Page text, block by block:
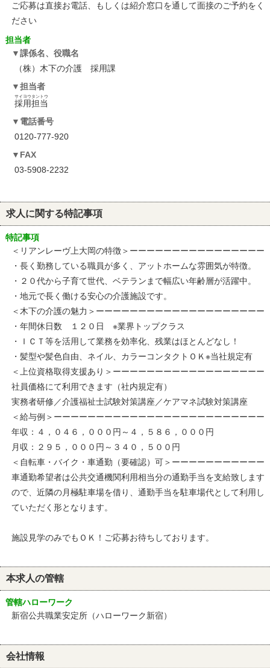
ご応募は直接お電話、もしくは紹介窓口を通して面接のご予約をく
ださい
担当者
課係名、役職名
（株）木下の介護 採用課
担当者
採用担当
サイヨウタントウ
電話番号
0120-777-920
FAX
03-5908-2232
求人に関する特記事項
特記事項
＜リアンレーヴ上大岡の特徴＞ーーーーーーーーーーーーーーーー
・長く勤務している職員が多く、アットホームな雰囲気が特徴。
・２０代から子育て世代、ベテランまで幅広い年齢層が活躍中。
・地元で長く働ける安心の介護施設です。
＜木下の介護の魅力＞ーーーーーーーーーーーーーーーーーーーー
・年間休日数 １２０日 ※業界トップクラス
・ＩＣＴ等を活用して業務を効率化、残業はほとんどなし！
・髪型や髪色自由、ネイル、カラーコンタクトＯＫ※当社規定有
＜上位資格取得支援あり＞ーーーーーーーーーーーーーーーーーー
社員価格にて利用できます（社内規定有）
実務者研修／介護福祉士試験対策講座／ケアマネ試験対策講座
＜給与例＞ーーーーーーーーーーーーーーーーーーーーーーーーー
年収：４，０４６，０００円～４，５８６，０００円
月収：２９５，０００円～３４０，５００円
＜自転車・バイク・車通勤（要確認）可＞ーーーーーーーーーーー
車通勤希望者は公共交通機関利用相当分の通勤手当を支給致します
ので、近隣の月極駐車場を借り、通勤手当を駐車場代として利用し
ていただく形となります。
施設見学のみでもＯＫ！ご応募お待ちしております。
本求人の管轄
管轄ハローワーク
新宿公共職業安定所（ハローワーク新宿）
会社情報